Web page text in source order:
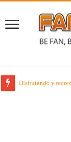
Disfrutando y